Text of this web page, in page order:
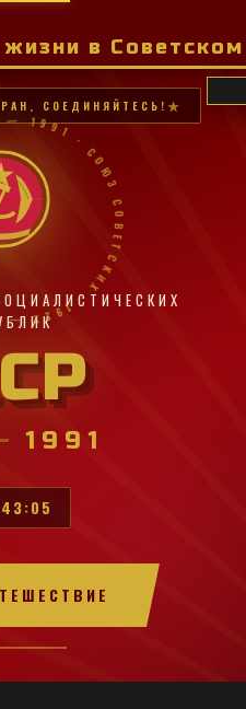
в
СОЕДИНЯЙТЕСЬ!
· 1922 — 1991 ·
1991